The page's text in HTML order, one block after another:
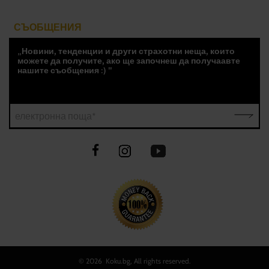
СЪОБЩЕНИЯ
„Новини, тенденции и други страхотни неща, които
можете да получите, ако ще започнеш да получаавте
нашите съобщения :) "
© 2026 Koku.bg, All rights reserved.